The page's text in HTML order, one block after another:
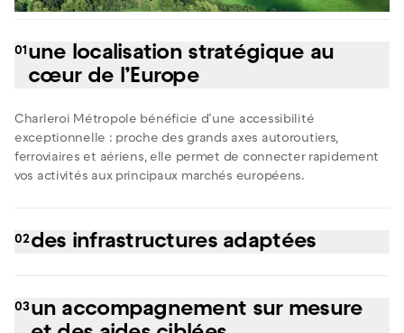
une localisation stratégique au
cœur de l’Europe
01
Charleroi Métropole bénéficie d’une accessibilité
exceptionnelle : proche des grands axes autoroutiers,
ferroviaires et aériens, elle permet de connecter rapidement
vos activités aux principaux marchés européens.
des infrastructures adaptées
02
incubateurs et des infrastructures adaptées à tous les stades
de développement. Vous trouverez ici des solutions
un accompagnement sur mesure
03